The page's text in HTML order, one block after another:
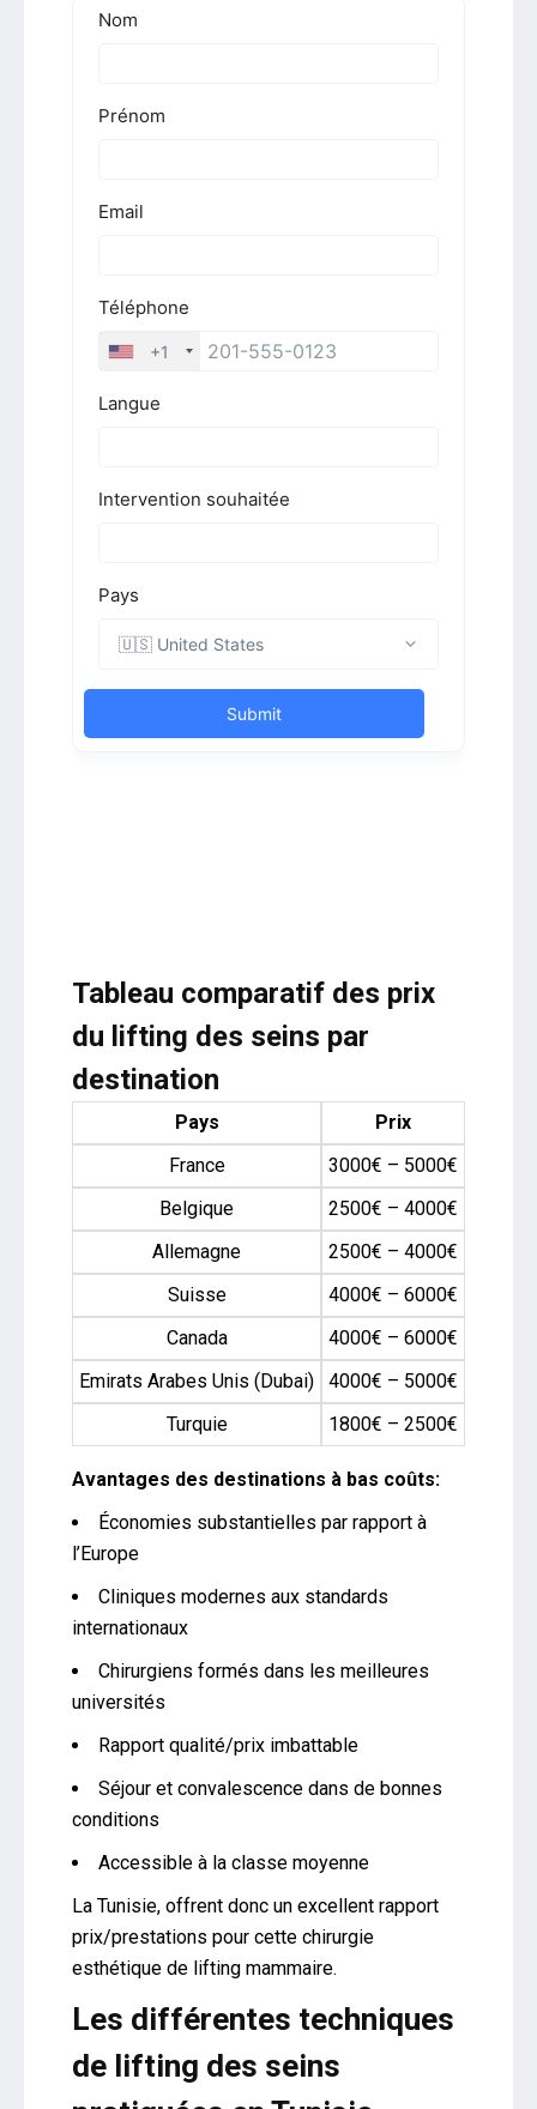
Tableau comparatif des prix
du lifting des seins par
destination
Pays
Prix
France
3000€ – 5000€
Belgique
2500€ – 4000€
Allemagne
2500€ – 4000€
Suisse
4000€ – 6000€
Canada
4000€ – 6000€
Emirats Arabes Unis (Dubai)
4000€ – 5000€
Turquie
1800€ – 2500€
Avantages des destinations à bas coûts:
Économies substantielles par rapport à
l’Europe
Cliniques modernes aux standards
internationaux
Chirurgiens formés dans les meilleures
universités
Rapport qualité/prix imbattable
Séjour et convalescence dans de bonnes
conditions
Accessible à la classe moyenne
La Tunisie, offrent donc un excellent rapport
prix/prestations pour cette chirurgie
esthétique de lifting mammaire.
Les différentes techniques
de lifting des seins